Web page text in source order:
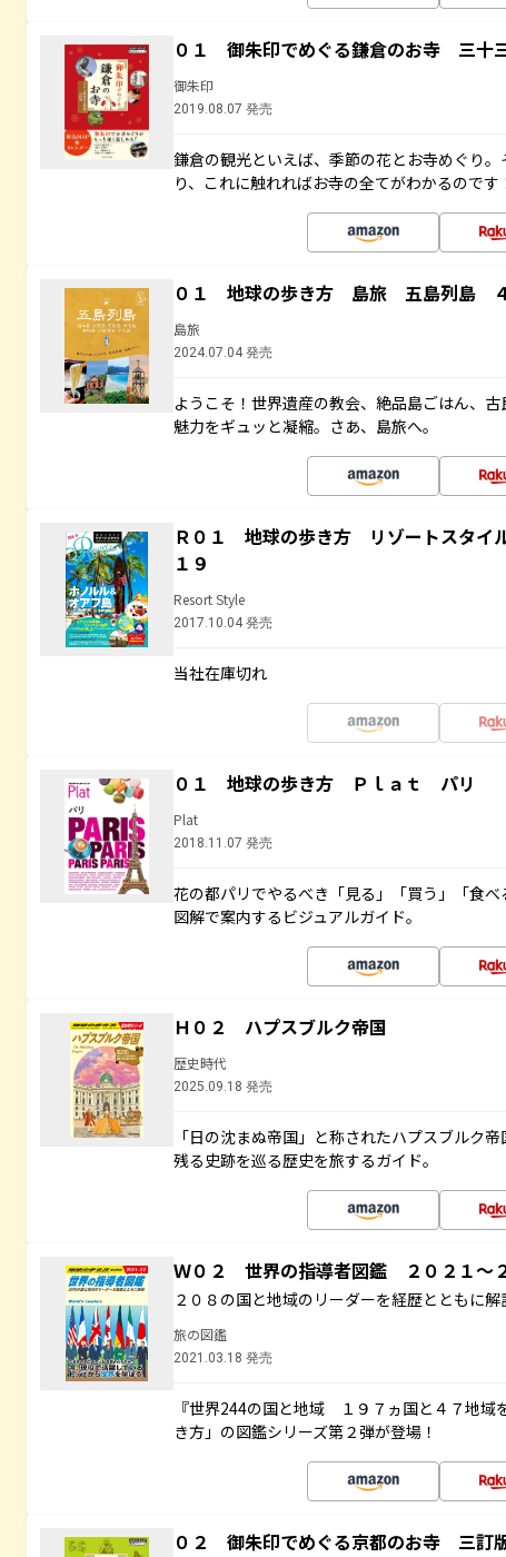
０１ 御朱印でめぐる鎌倉のお寺 三十
御朱印
2019.08.07 発売
鎌倉の観光といえば、季節の花とお寺めぐり
り、これに触れればお寺の全てがわかるのです
０１ 地球の歩き方 島旅 五島列島
島旅
2024.07.04 発売
ようこそ！世界遺産の教会、絶品島ごはん、
魅力をギュッと凝縮。さあ、島旅へ。
Ｒ０１ 地球の歩き方 リゾートスタイ
１９
Resort Style
2017.10.04 発売
当社在庫切れ
０１ 地球の歩き方 Ｐｌａｔ パリ
Plat
2018.11.07 発売
花の都パリでやるべき「見る」「買う」「食
図解で案内するビジュアルガイド。
Ｈ０２ ハプスブルク帝国
歴史時代
2025.09.18 発売
「日の沈まぬ帝国」と称されたハプスブルク
残る史跡を巡る歴史を旅するガイド。
Ｗ０２ 世界の指導者図鑑 ２０２１～
２０８の国と地域のリーダーを経歴とともに解
旅の図鑑
2021.03.18 発売
『世界244の国と地域 １９７ヵ国と４７地域
き方」の図鑑シリーズ第２弾が登場！
０２ 御朱印でめぐる京都のお寺 三訂